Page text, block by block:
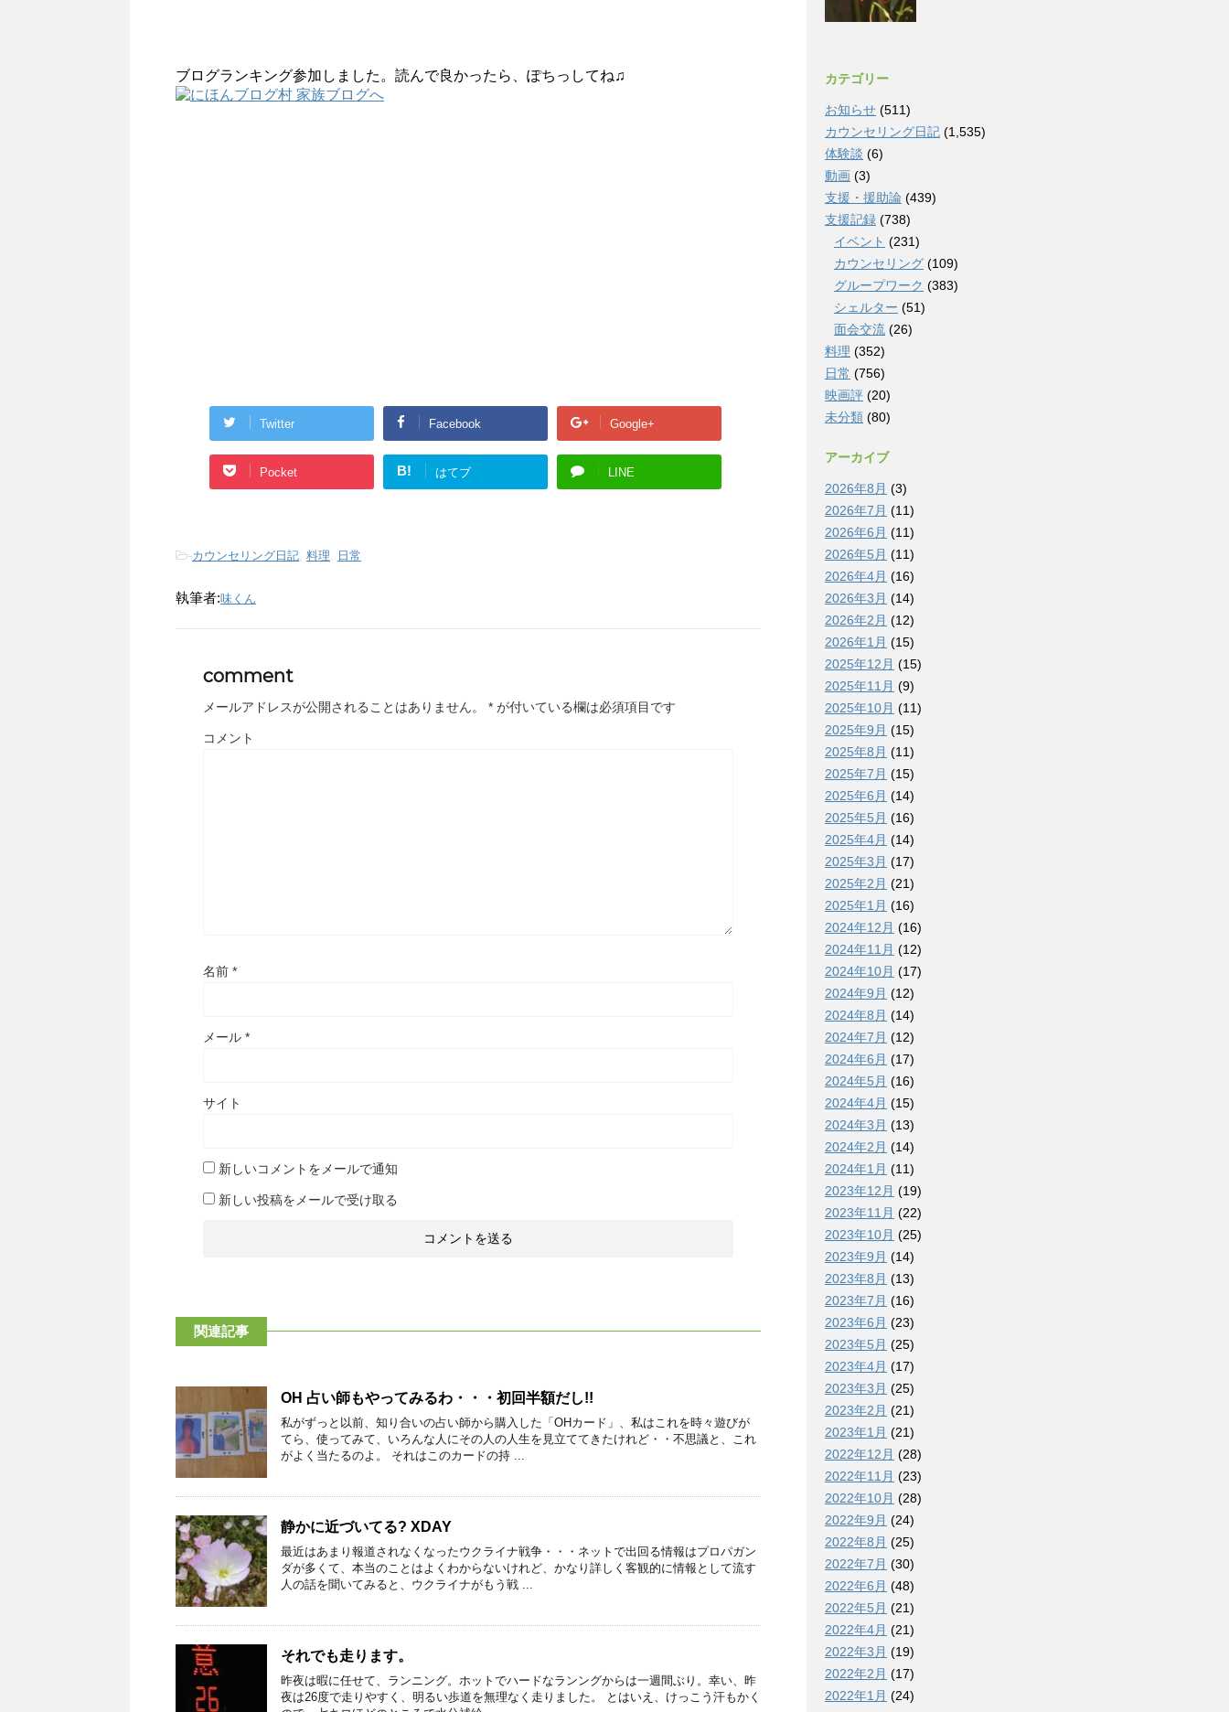
ブログランキング参加しました。読んで良かったら、ぽちっしてね♫
Twitter Facebook Google+
Pocket B! はてブ LINE
-カウンセリング日記, 料理, 日常
執筆者:味くん
comment
メールアドレスが公開されることはありません。 * が付いている欄は必須項目です
コメント
名前 *
メール *
サイト
新しいコメントをメールで通知
新しい投稿をメールで受け取る
関連記事
OH 占い師もやってみるわ・・・初回半額だし!!
私がずっと以前、知り合いの占い師から購入した「OHカード」、私はこれを時々遊びが
てら、使ってみて、いろんな人にその人の人生を見立ててきたけれど・・不思議と、これ
がよく当たるのよ。 それはこのカードの持 ...
静かに近づいてる? XDAY
最近はあまり報道されなくなったウクライナ戦争・・・ネットで出回る情報はプロパガン
ダが多くて、本当のことはよくわからないけれど、かなり詳しく客観的に情報として流す
人の話を聞いてみると、ウクライナがもう戦 ...
それでも走ります。
昨夜は暇に任せて、ランニング。ホットでハードなランングからは一週間ぶり。幸い、昨
夜は26度で走りやすく、明るい歩道を無理なく走りました。 とはいえ、けっこう汗もかく
カテゴリー
お知らせ (511)
カウンセリング日記 (1,535)
体験談 (6)
動画 (3)
支援・援助論 (439)
支援記録 (738)
イベント (231)
カウンセリング (109)
グループワーク (383)
シェルター (51)
面会交流 (26)
料理 (352)
日常 (756)
映画評 (20)
未分類 (80)
アーカイブ
2026年8月 (3)
2026年7月 (11)
2026年6月 (11)
2026年5月 (11)
2026年4月 (16)
2026年3月 (14)
2026年2月 (12)
2026年1月 (15)
2025年12月 (15)
2025年11月 (9)
2025年10月 (11)
2025年9月 (15)
2025年8月 (11)
2025年7月 (15)
2025年6月 (14)
2025年5月 (16)
2025年4月 (14)
2025年3月 (17)
2025年2月 (21)
2025年1月 (16)
2024年12月 (16)
2024年11月 (12)
2024年10月 (17)
2024年9月 (12)
2024年8月 (14)
2024年7月 (12)
2024年6月 (17)
2024年5月 (16)
2024年4月 (15)
2024年3月 (13)
2024年2月 (14)
2024年1月 (11)
2023年12月 (19)
2023年11月 (22)
2023年10月 (25)
2023年9月 (14)
2023年8月 (13)
2023年7月 (16)
2023年6月 (23)
2023年5月 (25)
2023年4月 (17)
2023年3月 (25)
2023年2月 (21)
2023年1月 (21)
2022年12月 (28)
2022年11月 (23)
2022年10月 (28)
2022年9月 (24)
2022年8月 (25)
2022年7月 (30)
2022年6月 (48)
2022年5月 (21)
2022年4月 (21)
2022年3月 (19)
2022年2月 (17)
2022年1月 (24)